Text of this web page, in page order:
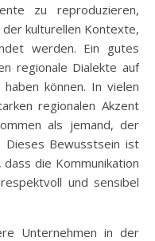
zu reproduzieren,
kulturellen Kontexte,
werden. Ein gutes
regionale Dialekte auf
können. In vielen
regionalen Akzent
als jemand, der
Dieses Bewusstsein ist
die Kommunikation
und sensibel
Unternehmen in der